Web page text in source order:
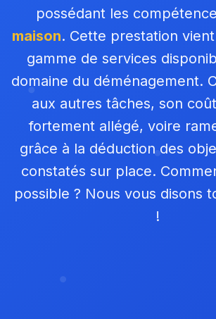
possédant les
maison. Cette prestation
gamme de services
domaine du déménagement.
aux autres tâches, son
fortement allégé, voire
grâce à la déduction des
constatés sur place.
possible ? Nous vous disons
!